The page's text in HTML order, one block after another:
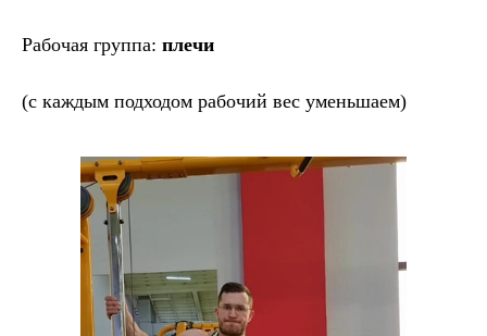
Рабочая группа: плечи
(с каждым подходом рабочий вес уменьшаем)